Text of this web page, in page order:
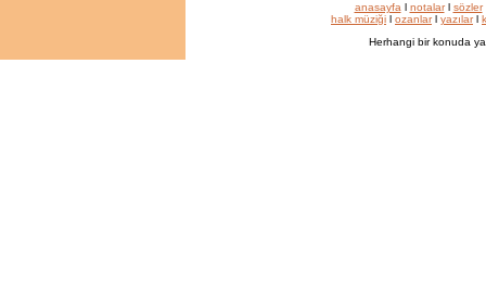
anasayfa l notalarl sözler
halk müziği l ozanlarl yazılarl
Herhangi bir konuda